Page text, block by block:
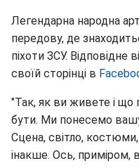
Легендарна народна
передову, де
піхоти ЗСУ. Відповідне
своїй сторінці в
"Так, як ви живете і
бути. Ми понесемо
Сцена, світло,
інакше. Ось, приміром,